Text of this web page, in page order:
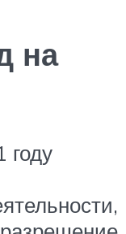
на